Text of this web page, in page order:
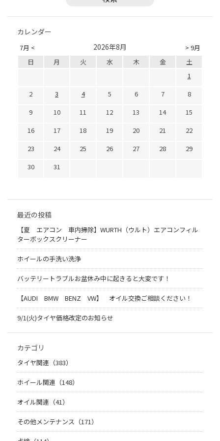
カレンダー
7月 < > 9月
2026年8月
日 月 火 水 木 金
土
1
2
3 4 5 6 7
8
9
10 11 12 13 14
15
16
17 18 19 20 21
22
23
24 25 26 27 28
29
30
31
最近の投稿
【夏 エアコン 車内掃除】WURTH（ウルト）エアコンフィル
ターボックスクリーナー
ホイールの手洗い洗浄
バッテリートラブルお盆休み中に起きると大変です！
【AUDI BMW BENZ VW】 オイル交換ご相談ください！
9/1(火)タイヤ価格改定のお知らせ
カテゴリ
タイヤ関連（383）
ホイール関連（148）
オイル関連（41）
その他メンテナンス（171）